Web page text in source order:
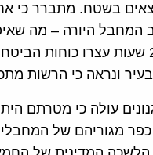
בשטח. מתברר כי
המחבל היורה – מה
של מכונית המילוט. בתוך כ-24
ונראה כי הרשות
עולה כי מטרתם
כפר מגוריהם של